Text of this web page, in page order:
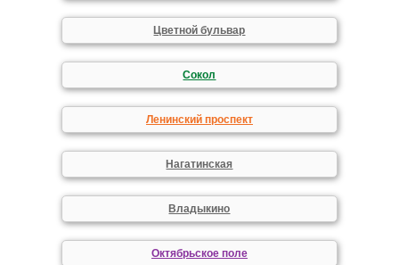
Цветной бульвар
Сокол
Ленинский проспект
Нагатинская
Владыкино
Октябрьское поле